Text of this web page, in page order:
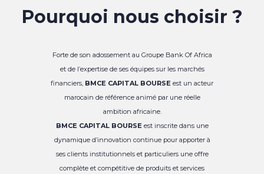
Pourquoi nous choisir ?
Forte de son adossement au Groupe Bank Of Africa
et de l’expertise de ses équipes sur les marchés
financiers, BMCE CAPITAL BOURSE est un acteur
marocain de référence animé par une réelle
ambition africaine.
BMCE CAPITAL BOURSEest inscrite dans une
dynamique d’innovation continue pour apporter à
ses clients institutionnels et particuliers une offre
complète et compétitive de produits et services